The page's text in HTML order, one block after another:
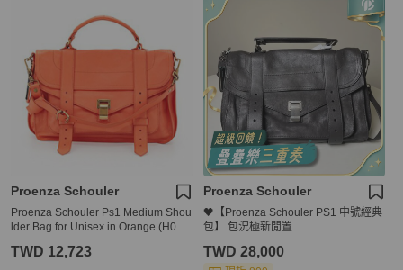
Proenza Schouler
Proenza Schouler Ps1 Medium Shou
lder Bag for Unisex in Orange (H000
TWD 12,723
Proenza Schouler
🖤【Proenza Schouler PS1 中號經典
包】 包況極新閒置
TWD 28,000